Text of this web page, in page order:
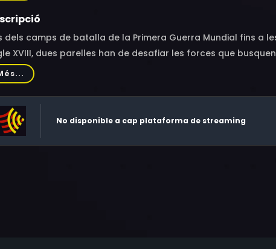
dels camps de batalla de la Primera Guerra Mundial fins a
XVIII, dues parelles han de desafiar les forces que
i imprevistes en aquesta saga romàntica que es
No disponible a cap plataforma de streaming